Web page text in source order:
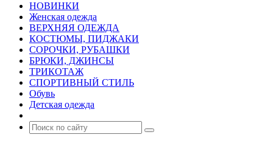
НОВИНКИ
Женская одежда
ВЕРХНЯЯ ОДЕЖДА
КОСТЮМЫ, ПИДЖАКИ
СОРОЧКИ, РУБАШКИ
БРЮКИ, ДЖИНСЫ
ТРИКОТАЖ
СПОРТИВНЫЙ СТИЛЬ
Обувь
Детская одежда